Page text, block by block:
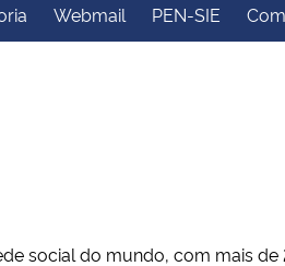
do
Regional
Controladoria-
Webmail PEN-SIE
social do mundo, com mais